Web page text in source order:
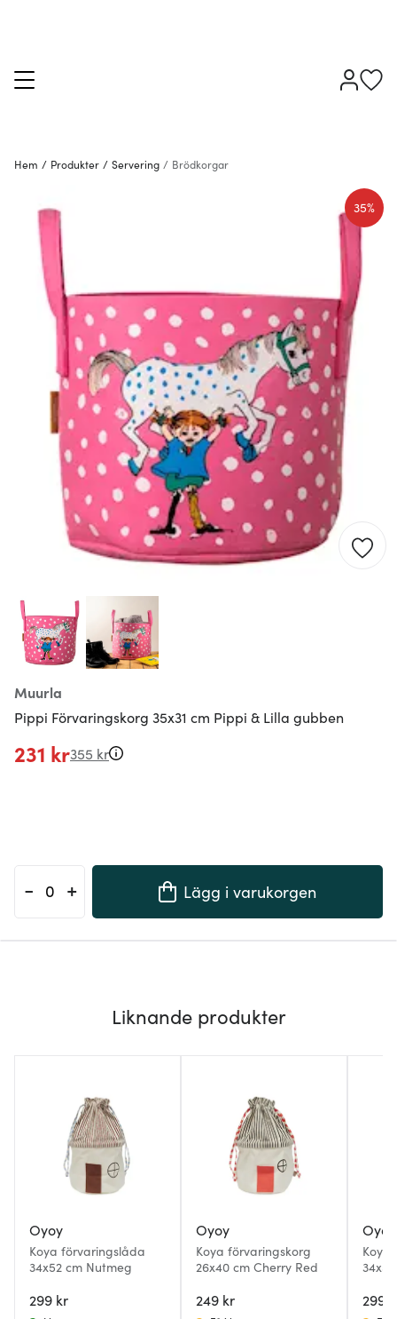
Hem / Produkter / Servering / Brödkorgar
Muurla
Pippi Förvaringskorg 35x31 cm Pippi & Lilla gubben
35%
231 kr355 kr
- + Lägg i varukorgen
Liknande produkter
Oyoy
Koya förvaringslåda
34x52 cm Nutmeg
299 kr
Oyoy
Koya förvaringskorg
26x40 cm Cherry Red
249 kr
Oyoy
Koya
299